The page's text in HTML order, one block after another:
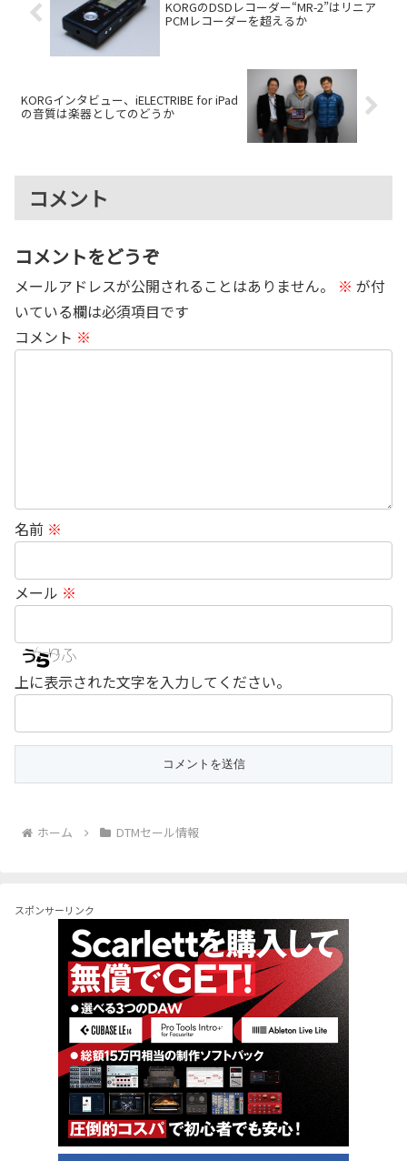
KORGのDSDレコーダー“MR-2”はリニア
PCMレコーダーを超えるか
KORGインタビュー、iELECTRIBE for iPad
の音質は楽器としてのどうか
コメント
コメントをどうぞ
メールアドレスが公開されることはありません。 ※ が付
いている欄は必須項目です
コメント ※
名前 ※
メール ※
上に表示された文字を入力してください。
ホーム DTMセール情報
スポンサーリンク